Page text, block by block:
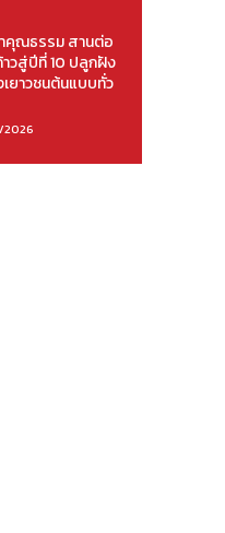
คุณธรรม สานต่อ
วสู่ปีที่ 10 ปลูกฝัง
ยาวชนต้นแบบทั่ว
2026